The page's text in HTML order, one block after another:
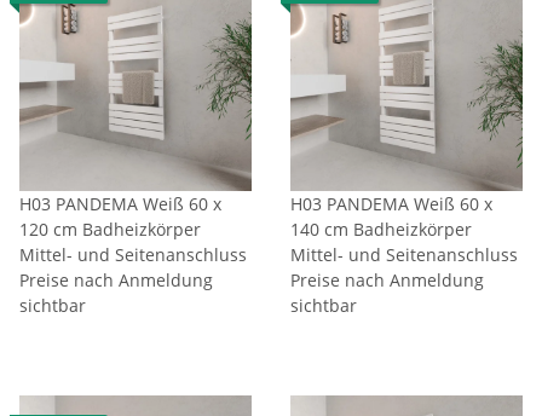
H03 PANDEMA Weiß 60 x
120 cm Badheizkörper
Mittel- und Seitenanschluss
Preise nach Anmeldung
sichtbar
H03 PANDEMA Weiß 60 x
140 cm Badheizkörper
Mittel- und Seitenanschluss
Preise nach Anmeldung
sichtbar